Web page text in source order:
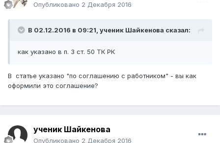
Опубликовано 2 Декабря 2016
В 02.12.2016 в 09:21, ученик Шайкенова сказал:
как указано в п. 3 ст. 50 ТК РК
В статье указано "по соглашению с работником" - вы как
оформили это соглашение?
ученик Шайкенова
Опубликовано 2 Декабря 2016